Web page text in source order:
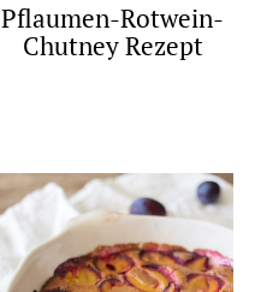
Pflaumen-Rotwein-
Chutney Rezept